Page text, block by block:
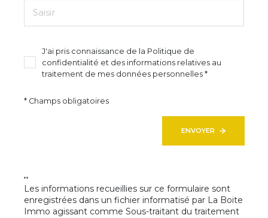
J'ai pris connaissance de la Politique de
confidentialité et des informations relatives au
traitement de mes données personnelles *
* Champs obligatoires
ENVOYER
**
Les informations recueillies sur ce formulaire sont
enregistrées dans un fichier informatisé par La Boite
Immo agissant comme Sous-traitant du traitement